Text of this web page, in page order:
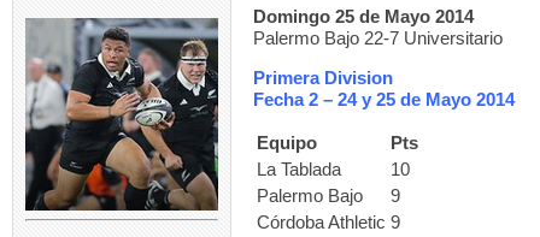
Domingo 25 de Mayo 2014
Palermo Bajo 22-7 Universitario
Primera Division
Fecha 2 – 24 y 25 de Mayo 2014
Equipo
Pts
La Tablada
10
Palermo Bajo
9
Córdoba Athletic 9